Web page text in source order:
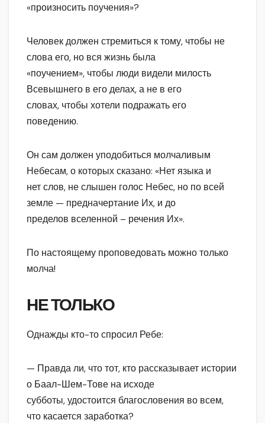
«произносить поучения»?
Человек должен стремиться к тому, чтобы не
слова его, но вся жизнь была
«поучением», чтобы люди видели милость
Всевышнего в его делах, а не в его
словах, чтобы хотели подражать его
поведению.
Он сам должен уподобиться молчаливым
Небесам, о которых сказано: «Нет языка и
нет слов, не слышен голос Небес, но по всей
земле — предначертание Их, и до
пределов вселенной – речения Их».
По настоящему проповедовать можно только
молча!
НЕ ТОЛЬКО
Однажды кто-то спросил Ребе:
— Правда ли, что тот, кто рассказывает истории
о Баал-Шем-Тове на исходе
субботы, удостоится благословения во всем,
что касается заработка?